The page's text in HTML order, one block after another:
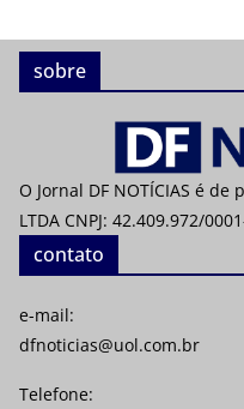
sobre
O Jornal DF NOTÍCIAS é
LTDA CNPJ: 42.409.972/
contato
e-mail:
dfnoticias@uol.com.br
Telefone: